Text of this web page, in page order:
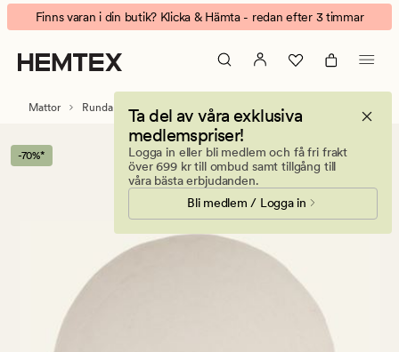
Coralie
matta
offwhite
Animerad
banner.
Klicka
på
att
pausa.
Finns varan i din butik? Klicka & Hämta - redan efter 3 timmar
Ta del av våra exklusiva
medlemspriser!
Logga in eller bli medlem och få fri frakt
över 699 kr till ombud samt tillgång till
våra bästa erbjudanden.
Bli medlem / Logga in
Mattor Runda mattor
-70%*